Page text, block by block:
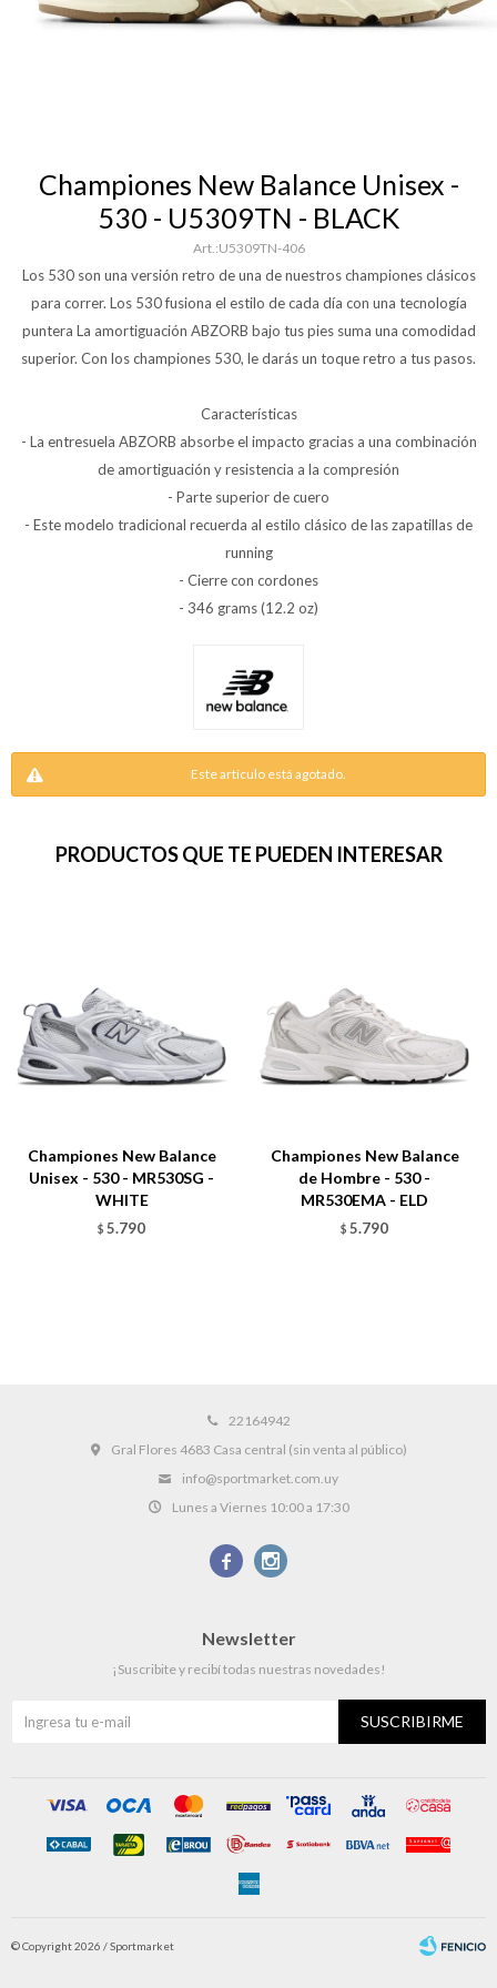
Championes New Balance Unisex -
530 - U5309TN - BLACK
U5309TN-406
Los 530 son una versión retro de una de nuestros championes clásicos
para correr. Los 530 fusiona el estilo de cada día con una tecnología
puntera La amortiguación ABZORB bajo tus pies suma una comodidad
superior. Con los championes 530, le darás un toque retro a tus pasos.
Características
- La entresuela ABZORB absorbe el impacto gracias a una combinación
de amortiguación y resistencia a la compresión
- Parte superior de cuero
- Este modelo tradicional recuerda al estilo clásico de las zapatillas de
running
- Cierre con cordones
- 346 grams (12.2 oz)
Este artículo está agotado.
PRODUCTOS QUE TE PUEDEN INTERESAR
Championes New Balance
Unisex - 530 - MR530SG -
WHITE
$ 5.790
Championes New Balance
de Hombre - 530 -
MR530EMA - ELD
$ 5.790
22164942
Gral Flores 4683 Casa central (sin venta al público)
info@sportmarket.com.uy
Lunes a Viernes 10:00 a 17:30
 
Newsletter
¡Suscribite y recibí todas nuestras novedades!
SUSCRIBIRME
© Copyright 2026 / Sportmarket